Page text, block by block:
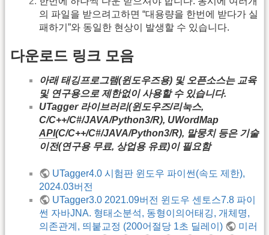
의 파일을 받으려고하면 “대용량을 한번에 받다가 실
패하기”와 동일한 현상이 발생할 수 있습니다.
다운로드 링크 모음
아래 태깅프로그램(윈도우즈용) 및 오픈소스는 교육
및 연구용으로 제한없이 사용할 수 있습니다.
UTagger 라이브러리(윈도우즈/리눅스,
C/C++/C#/JAVA/Python3/R), UWordMap
API(C/C++/C#/JAVA/Python3/R), 말뭉치 등은 기술
이전(연구용 무료, 상업용 유료)이 필요함
UTagger4.0 시험판 윈도우 파이썬(속도 제한),
2024.03버전
UTagger3.0 2021.09버전 윈도우 센토스7.8 파이
썬 자바JNA. 형태소분석, 동형이의어태깅, 개체명,
의존관계, 띄붙교정 (200어절당 1초 딜레이)
미러